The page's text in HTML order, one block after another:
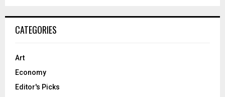
CATEGORIES
Art
Economy
Editor's Picks